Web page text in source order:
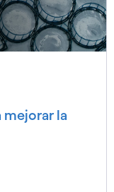
mejorar la